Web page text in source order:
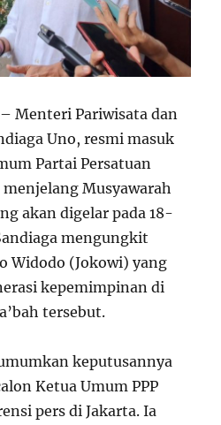
– Menteri Pariwisata dan
Uno, resmi masuk
Partai Persatuan
Musyawarah
akan digelar pada 18-
mengungkit
Widodo (Jokowi) yang
kepemimpinan di
tersebut.
keputusannya
Ketua Umum PPP
pers di Jakarta. Ia